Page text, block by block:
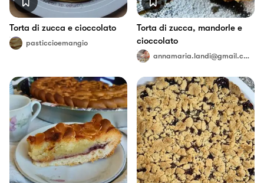
Torta di zucca e cioccolato
pasticcioemangio
Torta di zucca, mandorle e
cioccolato
annamaria.landi@gmail.com